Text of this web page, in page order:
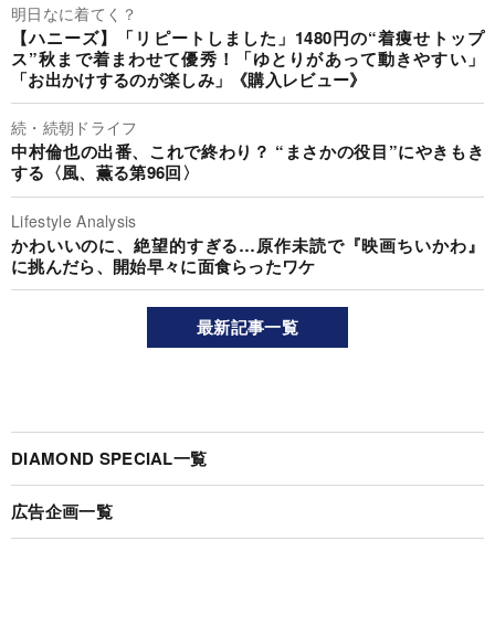
明日なに着てく？
【ハニーズ】「リピートしました」1480円の“着痩せトップ
ス”秋まで着まわせて優秀！「ゆとりがあって動きやすい」
「お出かけするのが楽しみ」《購入レビュー》
続・続朝ドライフ
中村倫也の出番、これで終わり？ “まさかの役目”にやきもき
する〈風、薫る第96回〉
Lifestyle Analysis
かわいいのに、絶望的すぎる…原作未読で『映画ちいかわ』
に挑んだら、開始早々に面食らったワケ
最新記事一覧
DIAMOND SPECIAL一覧
広告企画一覧